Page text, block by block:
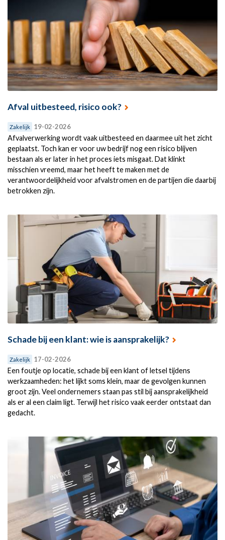
Afval uitbesteed, risico ook?
Zakelijk 19-02-2026
Afvalverwerking wordt vaak uitbesteed en daarmee uit het zicht
geplaatst. Toch kan er voor uw bedrijf nog een risico blijven
bestaan als er later in het proces iets misgaat. Dat klinkt
misschien vreemd, maar het heeft te maken met de
verantwoordelijkheid voor afvalstromen en de partijen die daarbij
betrokken zijn.
Schade bij een klant: wie is aansprakelijk?
Zakelijk 17-02-2026
Een foutje op locatie, schade bij een klant of letsel tijdens
werkzaamheden: het lijkt soms klein, maar de gevolgen kunnen
groot zijn. Veel ondernemers staan pas stil bij aansprakelijkheid
als er al een claim ligt. Terwijl het risico vaak eerder ontstaat dan
gedacht.